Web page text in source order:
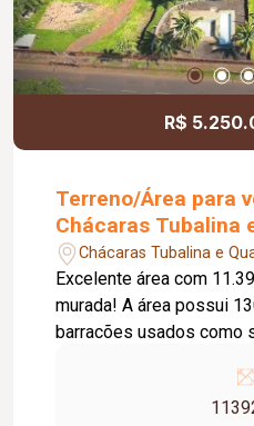
R$
Terreno/Área para
Chácaras Tubalina
Chácaras Tubalina e
Excelente área com
murada! A área possui 1300m² de construção em
barracões usados como
cozinha ampla, sala de